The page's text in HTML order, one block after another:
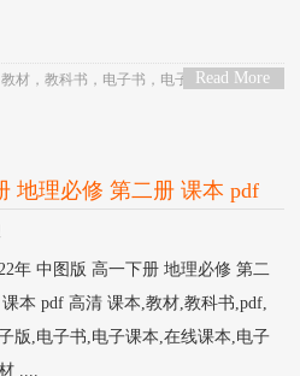
Read More
教材 ，教科书 ， 电子书 ， 电子教材， 电子
地理必修 第二册 课本 pdf
年 中图版 高一下册 地理必修 第二
本 pdf 高清 课本,教材,教科书,pdf,
版,电子书,电子课本,在线课本,电子
....